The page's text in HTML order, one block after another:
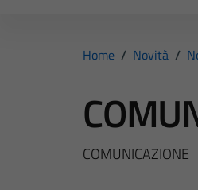
Home / Novità /
COMUNICAZIONE